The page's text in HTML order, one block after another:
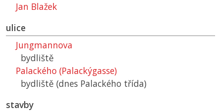
Jan Blažek
ulice
Jungmannova
bydliště
Palackého (Palackýgasse)
bydliště (dnes Palackého třída)
stavby